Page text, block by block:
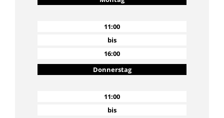
11:00
bis
16:00
Donnerstag
11:00
bis